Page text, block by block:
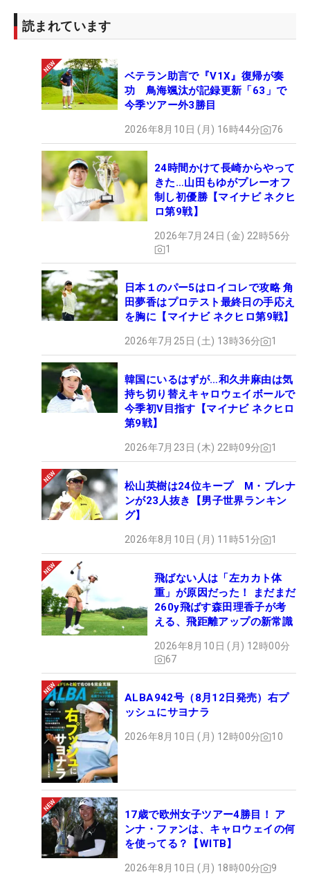
め、今季1勝目を飾った。
「そこまで緊張するタイプではないので、プレーオ
フは集中しつつ、楽しみながらと思っていたんです
けど、風が強すぎて毎回ピンチになってしまい頭フ
けど、プレーオフ3ホール目の長めのフックライン
のパットが決まったのは、なかなか入るラインじゃ
ないので嬉しかったです」（政田）
今季1勝目！ 開幕戦「マイナビカップ」を制した政田夢乃 （撮影：鈴木
■「マイナビカップ」【成績＆スコア】
■政田夢乃 優勝インタビュー【動画】
■悪天候のなか何度もあったピンチに「頭フル回転
で頑張りました！」【記事】
第2戦 PGMシリーズ「withGolf Cup」
坂口瑞菜子（24歳）
【プロフィールはこちら】
昨季何度も優勝争いに敗れ、人一倍悔しい思いをし
ていた坂口瑞菜子。2日間競技の最終日、坂口は首
位に1打差の2アンダー2位タイからのスタート。他
の選手がスコアを落とすなか、2バーディ・2ボギー
「72」でラウンドし、トータル2アンダーでツアー
初優勝を挙げた。
「これまで何度も優勝争いをしたんですけど、その
全部が最後にボギーを打ったりするという負け方だ
ったので、すごく悔しい思いをして、本当にたくさ
ん悩みました。ゴルフのことを考える時間が前より
読まれています
ベテラン助言で『V1X』復帰が奏
功 鳥海颯汰が記録更新「63」で
今季ツアー外3勝目
2026年8月10日 (月) 16時44分 76
24時間かけて長崎からやって
きた…山田もゆがプレーオフ
制し初優勝【マイナビ ネクヒ
ロ第9戦】
2026年7月24日 (金) 22時56分
1
日本１のパー5はロイコレで攻略 角
田夢香はプロテスト最終日の手応え
を胸に【マイナビ ネクヒロ第9戦】
2026年7月25日 (土) 13時36分 1
韓国にいるはずが…和久井麻由は気
持ち切り替えキャロウェイボールで
今季初V目指す【マイナビ ネクヒロ
第9戦】
2026年7月23日 (木) 22時09分 1
松山英樹は24位キープ M・ブレナ
ンが23人抜き【男子世界ランキン
グ】
2026年8月10日 (月) 11時51分 1
飛ばない人は「左カカト体
重」が原因だった！ まだまだ
260y飛ばす森田理香子が考
える、飛距離アップの新常識
2026年8月10日 (月) 12時00分
67
ALBA942号（8月12日発売）右プ
ッシュにサヨナラ
2026年8月10日 (月) 12時00分 10
17歳で欧州女子ツアー4勝目！ ア
ンナ・ファンは、キャロウェイの何
を使ってる？【WITB】
2026年8月10日 (月) 18時00分 9